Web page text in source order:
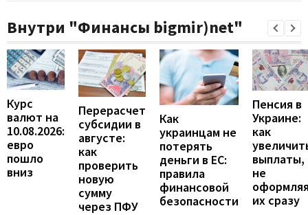
Внутри "Финансы bigmir)net"
Курс
валют на
10.08.2026:
евро
пошло
вниз
Перерасчет
субсидии в
августе:
как
проверить
новую
сумму
через ПФУ
Как
украинцам не
потерять
деньги в ЕС:
правила
финансовой
безопасности
Пенсия в
Украине:
как
выплаты,
не
их сразу